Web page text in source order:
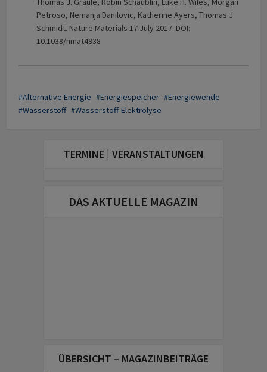
Petroso, Nemanja Danilovic, Katherine Ayers, Thomas J
Schmidt. Nature Materials 17 July 2017. DOI:
10.1038/nmat4938
Alternative Energie Energiespeicher
Energiewende
Wasserstoff
Wasserstoff-Elektrolyse
TERMINE | VERANSTALTUNGEN
DAS AKTUELLE MAGAZIN
ÜBERSICHT – MAGAZINBEITRÄGE